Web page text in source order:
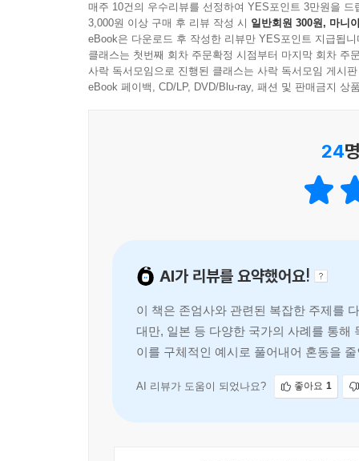
참해야 할 도덕적 근거가 추가로 요구된다.
--- p.110
조력임종이 권리로 인정될 경우, 이는 타인의 조
상황이 온다면, 나의 바람을 기억하고 이해해줄
전적으로 개인이 계획하고 실행해야 할 일이 될
의사는 환자의 결정을 기계적으로 수행하는 존재
료인이 이 여정의 신뢰할 만한 동반자가 되지 못
네덜란드는 세계에서 처음으로, 그리고 당시로
러 사건과 사회적 논의가 시민들에게 깊은 인상
죽음을 막지 않는 행위는 도덕적으로 같은지 혹
차이가 있는지, 치료를 거부할 권리는 어디까지
2부는 조력임종 논의가 한국 사회에 어떤 질문을
아니면 돌봄의 공백과 경제적 압박이 만들어낸
가능성은 추상적인 우려가 아니다. 자살률이 우
된다고 증언했고, 비말기 환자로 조력임종을 선
결과도 나왔다. 반면 완화의료로도 해결하기 어
3부는 조력임종을 옹호하는 세 가지 핵심 논거
조력임종을 옹호할 때 사용하는 가장 강력하고
역설적으로 타인의 도움이 반드시 필요하다는
답하지 않는다. 신체적 통증은 어느 정도 객관
단어가 조력임종을 옹호하는 진영과 반대하는
매주 10건의 우수리뷰를 선정하여 YES포인트 3만원을 드
3,000원 이상 구매 후 리뷰 작성 시 일반회원 300원, 마니
eBook은 다운로드 후 작성한 리뷰만 YES포인트 지급됩니
클래스는 첫번째 회차 주문확정 시점부터 마지막 회차 주
사락 독서모임으로 진행된 클래스는 사락 독서모임 게시
eBook 페이백, CD/LP, DVD/Blu-ray, 패션 및 판매금지 상
24
AI가 리뷰를 요약했어요!
이 책은 존엄사와 관련된 복잡한 주제를
대만, 일본 등 다양한 국가의 사례를 통해
이를 구체적인 예시로 풀어내어 혼동을
사회에서의 조력 임종의 수용 과정을 분